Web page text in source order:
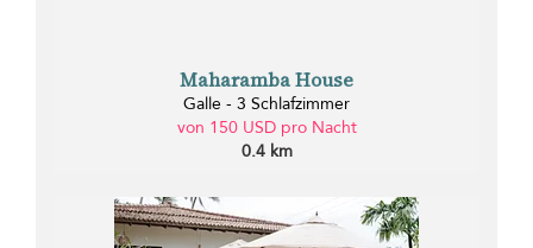
Maharamba House
Galle - 3 Schlafzimmer
von 150 USD pro Nacht
0.4 km